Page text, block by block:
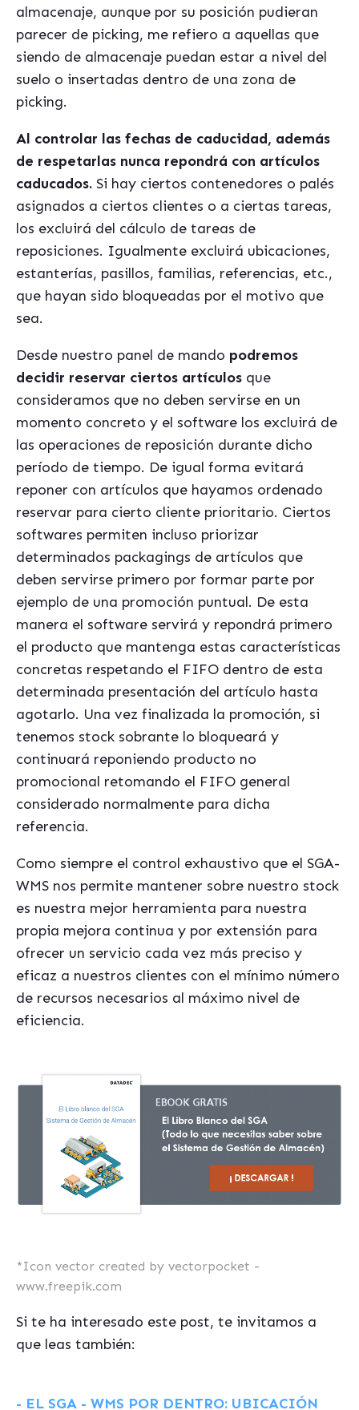
almacenaje, aunque por su posición pudieran
parecer de picking, me refiero a aquellas que
siendo de almacenaje puedan estar a nivel del
suelo o insertadas dentro de una zona de
picking.
Al controlar las fechas de caducidad, además
de respetarlas nunca repondrá con artículos
caducados. Si hay ciertos contenedores o palés
asignados a ciertos clientes o a ciertas tareas,
los excluirá del cálculo de tareas de
reposiciones. Igualmente excluirá ubicaciones,
estanterías, pasillos, familias, referencias, etc.,
que hayan sido bloqueadas por el motivo que
sea.
Desde nuestro panel de mando podremos
decidir reservar ciertos artículos que
consideramos que no deben servirse en un
momento concreto y el software los excluirá de
las operaciones de reposición durante dicho
período de tiempo. De igual forma evitará
reponer con artículos que hayamos ordenado
reservar para cierto cliente prioritario. Ciertos
softwares permiten incluso priorizar
determinados packagings de artículos que
deben servirse primero por formar parte por
ejemplo de una promoción puntual. De esta
manera el software servirá y repondrá primero
el producto que mantenga estas características
concretas respetando el FIFO dentro de esta
determinada presentación del artículo hasta
agotarlo. Una vez finalizada la promoción, si
tenemos stock sobrante lo bloqueará y
continuará reponiendo producto no
promocional retomando el FIFO general
considerado normalmente para dicha
referencia.
Como siempre el control exhaustivo que el SGA-
WMS nos permite mantener sobre nuestro stock
es nuestra mejor herramienta para nuestra
propia mejora continua y por extensión para
ofrecer un servicio cada vez más preciso y
eficaz a nuestros clientes con el mínimo número
de recursos necesarios al máximo nivel de
eficiencia.
*Icon vector created by vectorpocket -
www.freepik.com
Si te ha interesado este post, te invitamos a
que leas también:
- EL SGA - WMS POR DENTRO: UBICACIÓN